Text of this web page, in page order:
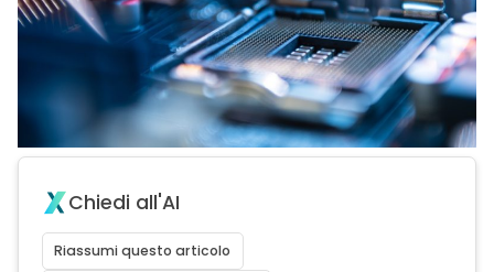
Chiedi all'AI
Riassumi questo articolo